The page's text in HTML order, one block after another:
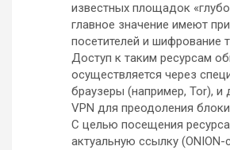
известных площадок
главное значение имеют
посетителей и шифрование
Доступ к таким ресурсам
осуществляется через
браузеры (например, Tor), и
VPN для преодоления
С целью посещения
актуальную ссылку (ONION-